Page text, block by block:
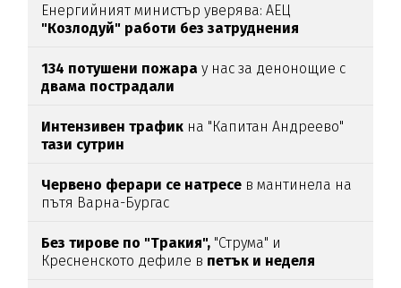
Енергийният министър уверява: АЕЦ
"Козлодуй" работи без затруднения
134 потушени пожара у нас за денонощие с
двама пострадали
Интензивен трафик на "Капитан Андреево"
тази сутрин
Червено ферари се натресе в мантинела на
пътя Варна-Бургас
Без тирове по "Тракия", "Струма" и
Кресненското дефиле в петък и неделя